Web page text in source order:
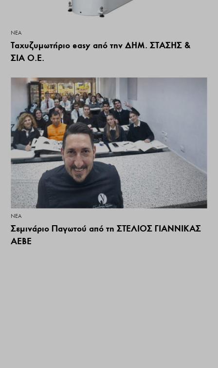
ΝΕΑ
Ταχυζυμωτήριο easy από την ΔΗΜ. ΣΤΑΣΗΣ &
ΣΙΑ Ο.Ε.
ΝΕΑ
Σεμινάριο Παγωτού από τη ΣΤΕΛΙΟΣ ΓΙΑΝΝΙΚΑΣ
ΑΕΒΕ